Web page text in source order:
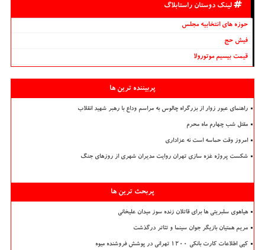
لینک دوستان راستابلاگ
حوزه های انتخابیه مجلس
فیش حج
قیمت بیسیم موتورولا
پربیننده ترین ها
راهنمای عبور زوار از بزرگراه چالوس به مراسم وداع با رهبر شهید انقلاب
مقتل شب چهارم ماه محرم
امروز وقت حماسه است نه عزاداری
شکست پروژه غزه سازی تهران روایت مدیران شهری از روزهای جنگ
پربحث ترین ها
هیاهوی سلبریتی ها برای قاتلان زنده سوز میدان علیخانی
مریم همتیان بازیگر جوان سینما و تئاتر درگذشت
کپی اطلاعات کارت بانکی ۱۲۰۰ تهرانی در پوشش فروشنده میوه